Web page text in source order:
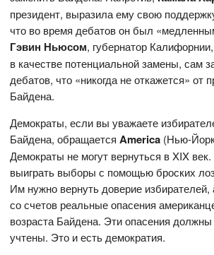
президент, выразила ему свою
что во время дебатов он был
Гэвин Ньюсом, губернатор
в качестве потенциальной замены, сам
дебатов, что «никогда не откажется» от
Байдена.
Демократы, если вы уважаете
Байдена, обращается America (Нью-
Демократы не могут вернуться в XIX
выиграть выборы с помощью броских
Им нужно вернуть доверие
со счетов реальные опасения
возраста Байдена. Эти опасения
учтены. Это и есть демократия.